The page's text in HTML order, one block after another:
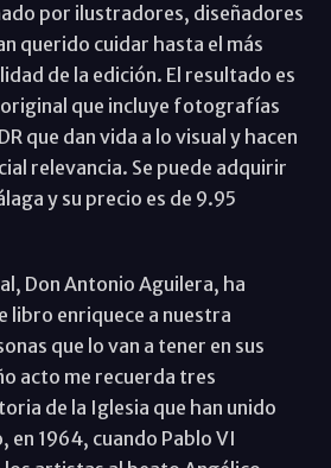
por ilustradores, diseñadores
querido cuidar hasta el más
de la edición. El resultado es
que incluye fotografías
que dan vida a lo visual y hacen
relevancia. Se puede adquirir
y su precio es de 9.95
Don Antonio Aguilera, ha
enriquece a nuestra
que lo van a tener en sus
acto me recuerda tres
de la Iglesia que han unido
en 1964, cuando Pablo VI